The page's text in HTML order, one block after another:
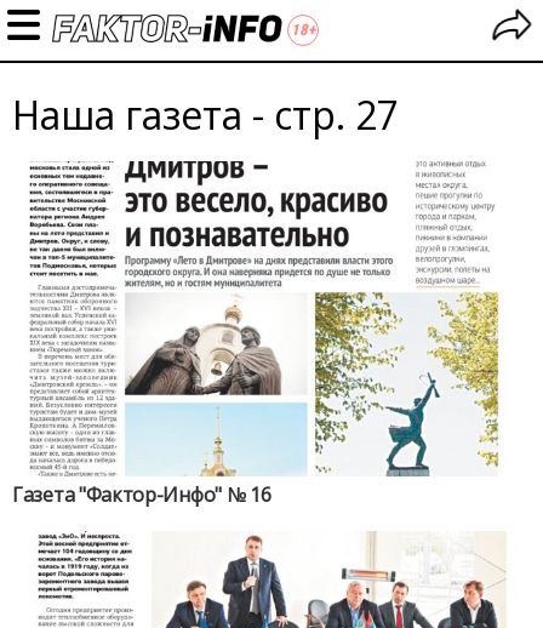
Наша газета - стр. 27
Газета "Фактор-Инфо" № 16